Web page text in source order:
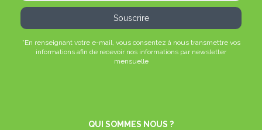
*En renseignant votre e-mail, vous consentez à nous transmettre vos
informations afin de recevoir nos informations par newsletter
mensuelle
QUI SOMMES NOUS ?